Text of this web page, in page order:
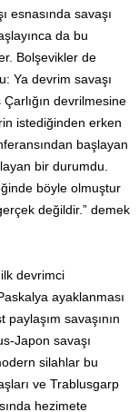
esnasında savaşı
da bu
Bolşevikler de
Ya devrim savaşı
devrilmesine
istediğinden erken
başlayan
bir durumdu.
böyle olmuştur
değildir.” demek
ilk devrimci
ayaklanması
savaşının
Japon savaşı
silahlar bu
ve Trablusgarp
hezimete